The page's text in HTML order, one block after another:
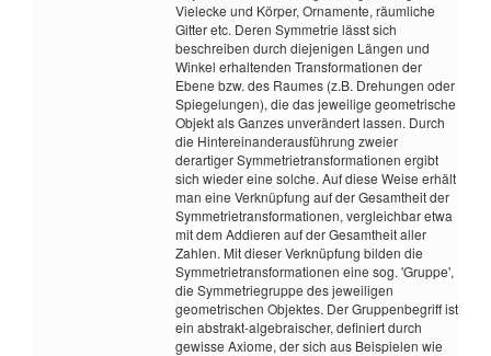
Vielecke und Körper, Ornamente, räumliche
Gitter etc. Deren Symmetrie lässt sich
beschreiben durch diejenigen Längen und
Winkel erhaltenden Transformationen der
Ebene bzw. des Raumes (z.B. Drehungen oder
Spiegelungen), die das jeweilige geometrische
Objekt als Ganzes unverändert lassen. Durch
die Hintereinanderausführung zweier
derartiger Symmetrietransformationen ergibt
sich wieder eine solche. Auf diese Weise erhält
man eine Verknüpfung auf der Gesamtheit der
Symmetrietransformationen, vergleichbar etwa
mit dem Addieren auf der Gesamtheit aller
Zahlen. Mit dieser Verknüpfung bilden die
Symmetrietransformationen eine sog. 'Gruppe',
die Symmetriegruppe des jeweiligen
geometrischen Objektes. Der Gruppenbegriff ist
ein abstrakt-algebraischer, definiert durch
gewisse Axiome, der sich aus Beispielen wie